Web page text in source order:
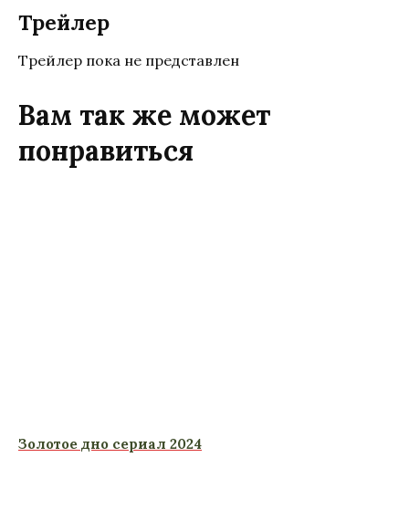
Трейлер
Трейлер пока не представлен
Вам так же может
понравиться
Золотое дно сериал 2024